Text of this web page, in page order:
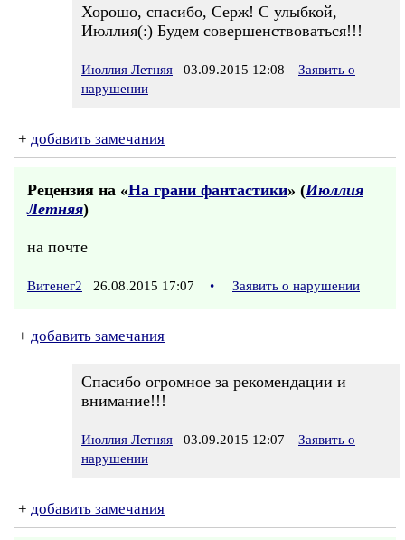
Хорошо, спасибо, Серж! С улыбкой,
Июллия(:) Будем совершенствоваться!!!
Июллия Летняя 03.09.2015 12:08
Заявить о
нарушении
+ добавить замечания
Рецензия на «На грани фантастики» (Июллия
Летняя)
на почте
Витенег2 26.08.2015 17:07 • Заявить о нарушении
+ добавить замечания
Cпасибо огромное за рекомендации и
внимание!!!
Июллия Летняя 03.09.2015 12:07
Заявить о
нарушении
+ добавить замечания